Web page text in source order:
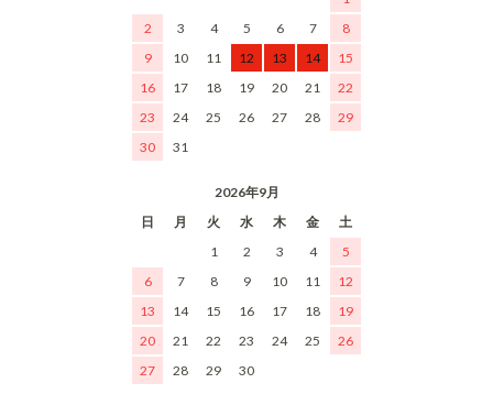
2
3 4 5 6 7
8
9
10 11 12 13 14
15
16
17 18 19 20 21
22
23
24 25 26 27 28
29
30
31
2026年9月
日
月 火 水 木 金
土
1
2 3 4
5
6
7 8 9 10 11
12
13
14 15 16 17 18
19
20
21 22 23 24 25
26
27
28 29 30